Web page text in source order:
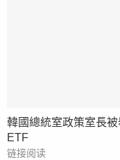
韓國總統室政策室長
ETF
链接阅读